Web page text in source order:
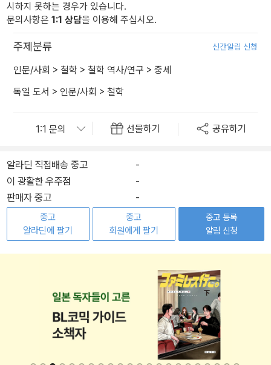
시하지 못하는 경우가 있습니다.
문의사항은 1:1 상담을 이용해 주십시오.
주제분류 신간알림 신청
인문/사회 > 철학 > 철학 역사/연구 > 중세
독일 도서 > 인문/사회 > 철학
선물하기 공유하기
알라딘 직접배송 중고
-
이 광활한 우주점
-
판매자 중고
-
중고
알라딘에 팔기
중고
회원에게 팔기
중고 등록
알림 신청